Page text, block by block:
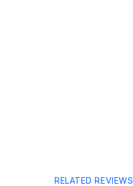
RELATED REVIEWS